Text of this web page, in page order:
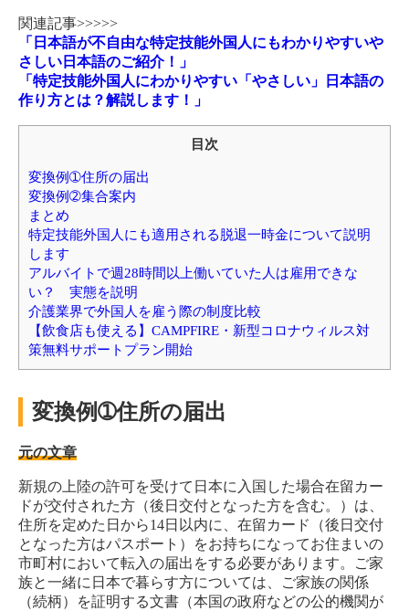
関連記事>>>>>
「日本語が不自由な特定技能外国人にもわかりやすいや
さしい日本語のご紹介！」
「特定技能外国人にわかりやすい「やさしい」日本語の
作り方とは？解説します！」
目次
変換例➀住所の届出
変換例➁集合案内
まとめ
特定技能外国人にも適用される脱退一時金について説明
します
アルバイトで週28時間以上働いていた人は雇用できな
い？ 実態を説明
介護業界で外国人を雇う際の制度比較
【飲食店も使える】CAMPFIRE・新型コロナウィルス対
策無料サポートプラン開始
変換例➀住所の届出
元の文章
新規の上陸の許可を受けて日本に入国した場合在留カー
ドが交付された方（後日交付となった方を含む。）は、
住所を定めた日から14日以内に、在留カード（後日交付
となった方はパスポート）をお持ちになってお住まいの
市町村において転入の届出をする必要があります。ご家
族と一緒に日本で暮らす方については、ご家族の関係
（続柄）を証明する文書（本国の政府などの公的機関が